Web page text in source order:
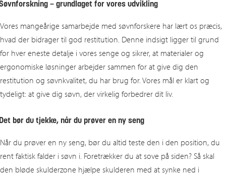
– grundlaget for vores udvikling
Vores mangeårige samarbejde med søvnforskere har lært os præcis,
hvad der bidrager til god restitution. Denne indsigt ligger til grund
for hver eneste detalje i vores senge og sikrer, at materialer og
ergonomiske løsninger arbejder sammen for at give dig den
restitution og søvnkvalitet, du har brug for. Vores mål er klart og
tydeligt: at give dig søvn, der virkelig forbedrer dit liv.
bør du tjekke, når du prøver en ny seng
Når du prøver en ny seng, bør du altid teste den i den position, du
rent faktisk falder i søvn i. Foretrækker du at sove på siden? Så skal
den bløde skulderzone hjælpe skulderen med at synke ned i